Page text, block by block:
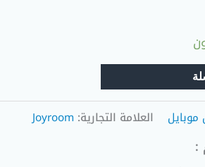
موبايل العلامة التجارية: Joyroom
: